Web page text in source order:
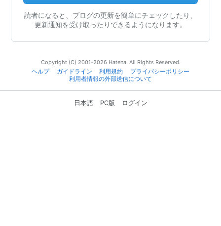
読者になると、ブログの更新を簡単にチェックしたり、
更新通知を受け取ったりできるようになります。
Copyright (C) 2001-2026 Hatena. All Rights Reserved.
ヘルプ
ガイドライン 利用規約
プライバシーポリシー
利用者情報の外部送信について
日本語 PC版 ログイン